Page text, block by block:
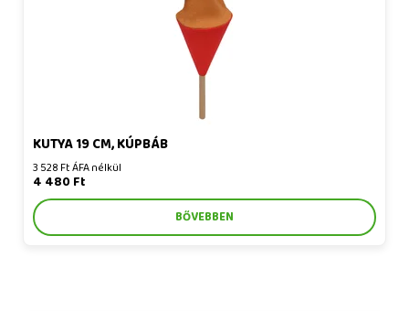
KUTYA 19 CM, KÚPBÁB
3 528 Ft ÁFA nélkül
4 480 Ft
BŐVEBBEN